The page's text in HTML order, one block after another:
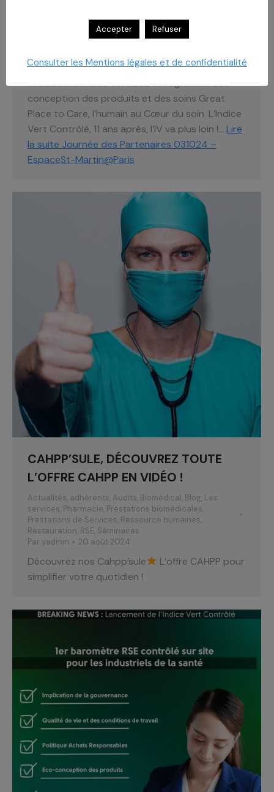
journee-des-partenaires-espace-st-martin/
Espace St Martin – Paris, Le 3 Octobre 2024 Sur
Souveraineté & Soutenabilité Révélation des
évaluations Indice Vert 2024 Programme Eco-
conception des produits et des soins Great
Place to Care, l’humain au Cœur du soin. L’Indice
Vert Contrôlé, 11 ans après, l’IV va plus loin !… Lire
la suite Journée des Partenaires 031024 –
EspaceSt-Martin@Paris
CAHPP’SULE, DÉCOUVREZ TOUTE
L’OFFRE CAHPP EN VIDÉO !
Actualités, adhérents, Audits, Biomédical, Blog, Les
services, Pharmacie, Prestations biomédicales,
Prestations de Services, Ressource humaines,
Restauration, RSE, Séminaires
Par yadmin 20 août 2024
Découvrez nos Cahpp’sule
L’offre CAHPP pour
simplifier votre quotidien !
Accepter Refuser
Consulter les Mentions légales et de confidentialité